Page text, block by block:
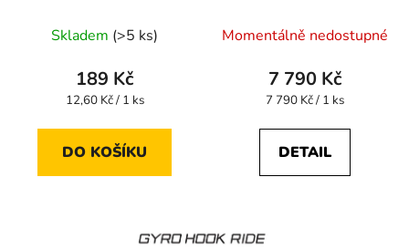
Skladem (>5 ks)
189 Kč
Měrná
12,60 Kč / 1 ks
DO KOŠÍKU
hodnocení
produktu
je
z
Momentálně nedostupné
7 790 Kč
Měrná
7 790 Kč / 1 ks
DETAIL